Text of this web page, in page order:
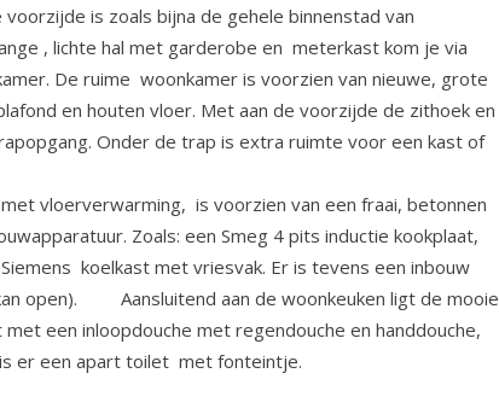
is zoals bijna de gehele binnenstad van
, lichte hal met garderobe en meterkast kom je via
De ruime woonkamer is voorzien van nieuwe, grote
en houten vloer. Met aan de voorzijde de zithoek en
Onder de trap is extra ruimte voor een kast of
vloerverwarming, is voorzien van een fraai, betonnen
Zoals: een Smeg 4 pits inductie kookplaat,
koelkast met vriesvak. Er is tevens een inbouw
open). Aansluitend aan de woonkeuken ligt de mooie
een inloopdouche met regendouche en handdouche,
er een apart toilet met fonteintje.